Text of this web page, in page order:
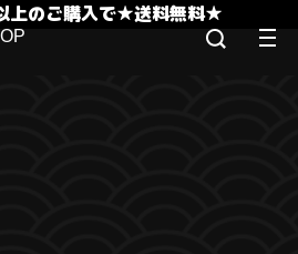
上のご購入で★送料無料★